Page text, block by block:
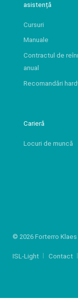
asistență
Cursuri
Manuale
Contractul de
anual
Recomandări
Carieră
Locuri de muncă
© 2026 Forterro Klaes
ISL-Light Contact